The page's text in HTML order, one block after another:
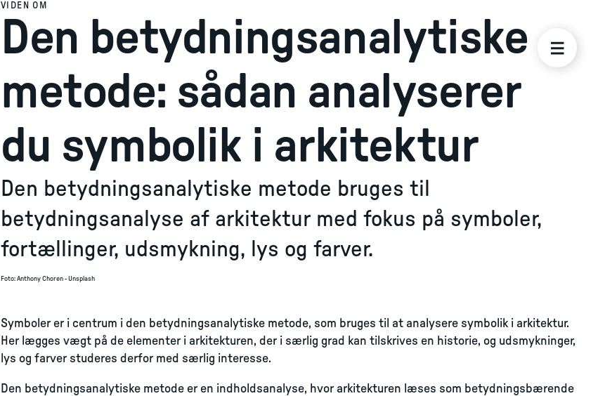
VIDEN OM
Den betydningsanalytiske
metode: sådan analyserer
du symbolik i arkitektur
Den betydningsanalytiske metode bruges til
betydningsanalyse af arkitektur med fokus på symboler,
fortællinger, udsmykning, lys og farver.
Foto: Anthony Choren - Unsplash
Symboler er i centrum i den betydningsanalytiske metode, som bruges til at analysere symbolik i arkitektur.
Her lægges vægt på de elementer i arkitekturen, der i særlig grad kan tilskrives en historie, og udsmykninger,
lys og farver studeres derfor med særlig interesse.
Den betydningsanalytiske metode er en indholdsanalyse, hvor arkitekturen læses som betydningsbærende